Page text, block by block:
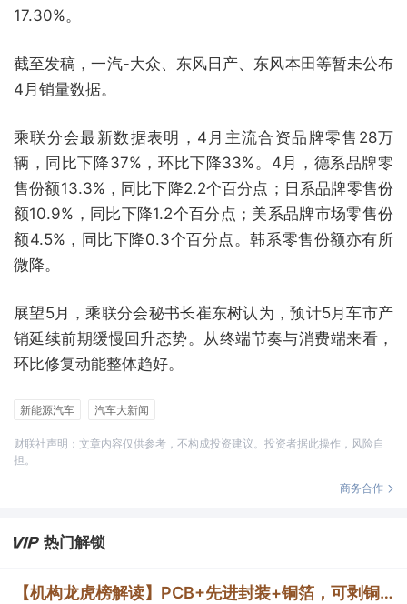
17.30%。
截至发稿，一汽-大众、东风日产、东风本田等暂未公布
4月销量数据。
乘联分会最新数据表明，4月主流合资品牌零售28万
辆，同比下降37%，环比下降33%。4月，德系品牌零
售份额13.3%，同比下降2.2个百分点；日系品牌零售份
额10.9%，同比下降1.2个百分点；美系品牌市场零售份
额4.5%，同比下降0.3个百分点。韩系零售份额亦有所
微降。
展望5月，乘联分会秘书长崔东树认为，预计5月车市产
销延续前期缓慢回升态势。从终端节奏与消费端来看，
环比修复动能整体趋好。
新能源汽车 汽车大新闻
财联社声明：文章内容仅供参考，不构成投资建议。投资者据此操作，风险自
担。
商务合作
热门解锁
【机构龙虎榜解读】PCB+先进封装+铜箔，可剥铜产品通过了部分覆铜板厂商、载板厂商及相关芯片终端的认证，持续获得小批量订单，主要应用场景包括芯片封装光模块用PCB，机构大额净买入这家公司